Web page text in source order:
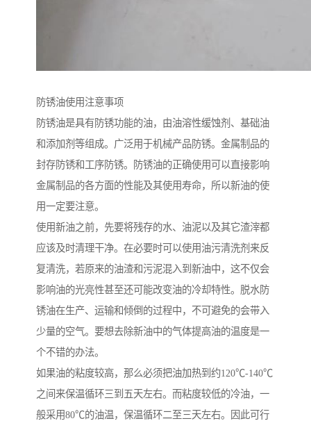
防锈油使用注意事项
防锈油是具有防锈功能的油，由油溶性缓蚀剂、基础油
和添加剂等组成。广泛用于机械产品防锈。金属制品的
封存防锈和工序防锈。防锈油的正确使用可以直接影响
金属制品的各方面的性能及其使用寿命，所以新油的使
用一定要注意。
使用新油之前，先要将残存的水、油泥以及其它渣滓都
应该及时清理干净。在必要时可以使用油污清洗剂来反
复清洗，若原来的油渣和污泥混入到新油中，这不仅会
影响油的光亮性甚至还可能改变油的冷却特性。脱水防
锈油在生产、运输和倾倒的过程中，不可避免的会带入
少量的空气。要想去除新油中的气体提高油的温度是一
个不错的办法。
如果油的粘度较高，那么必须把油加热到约120℃-140℃
之间来保温循环三到五天左右。而粘度较低的冷油，一
般采用80℃的油温，保温循环二至三天左右。因此可行